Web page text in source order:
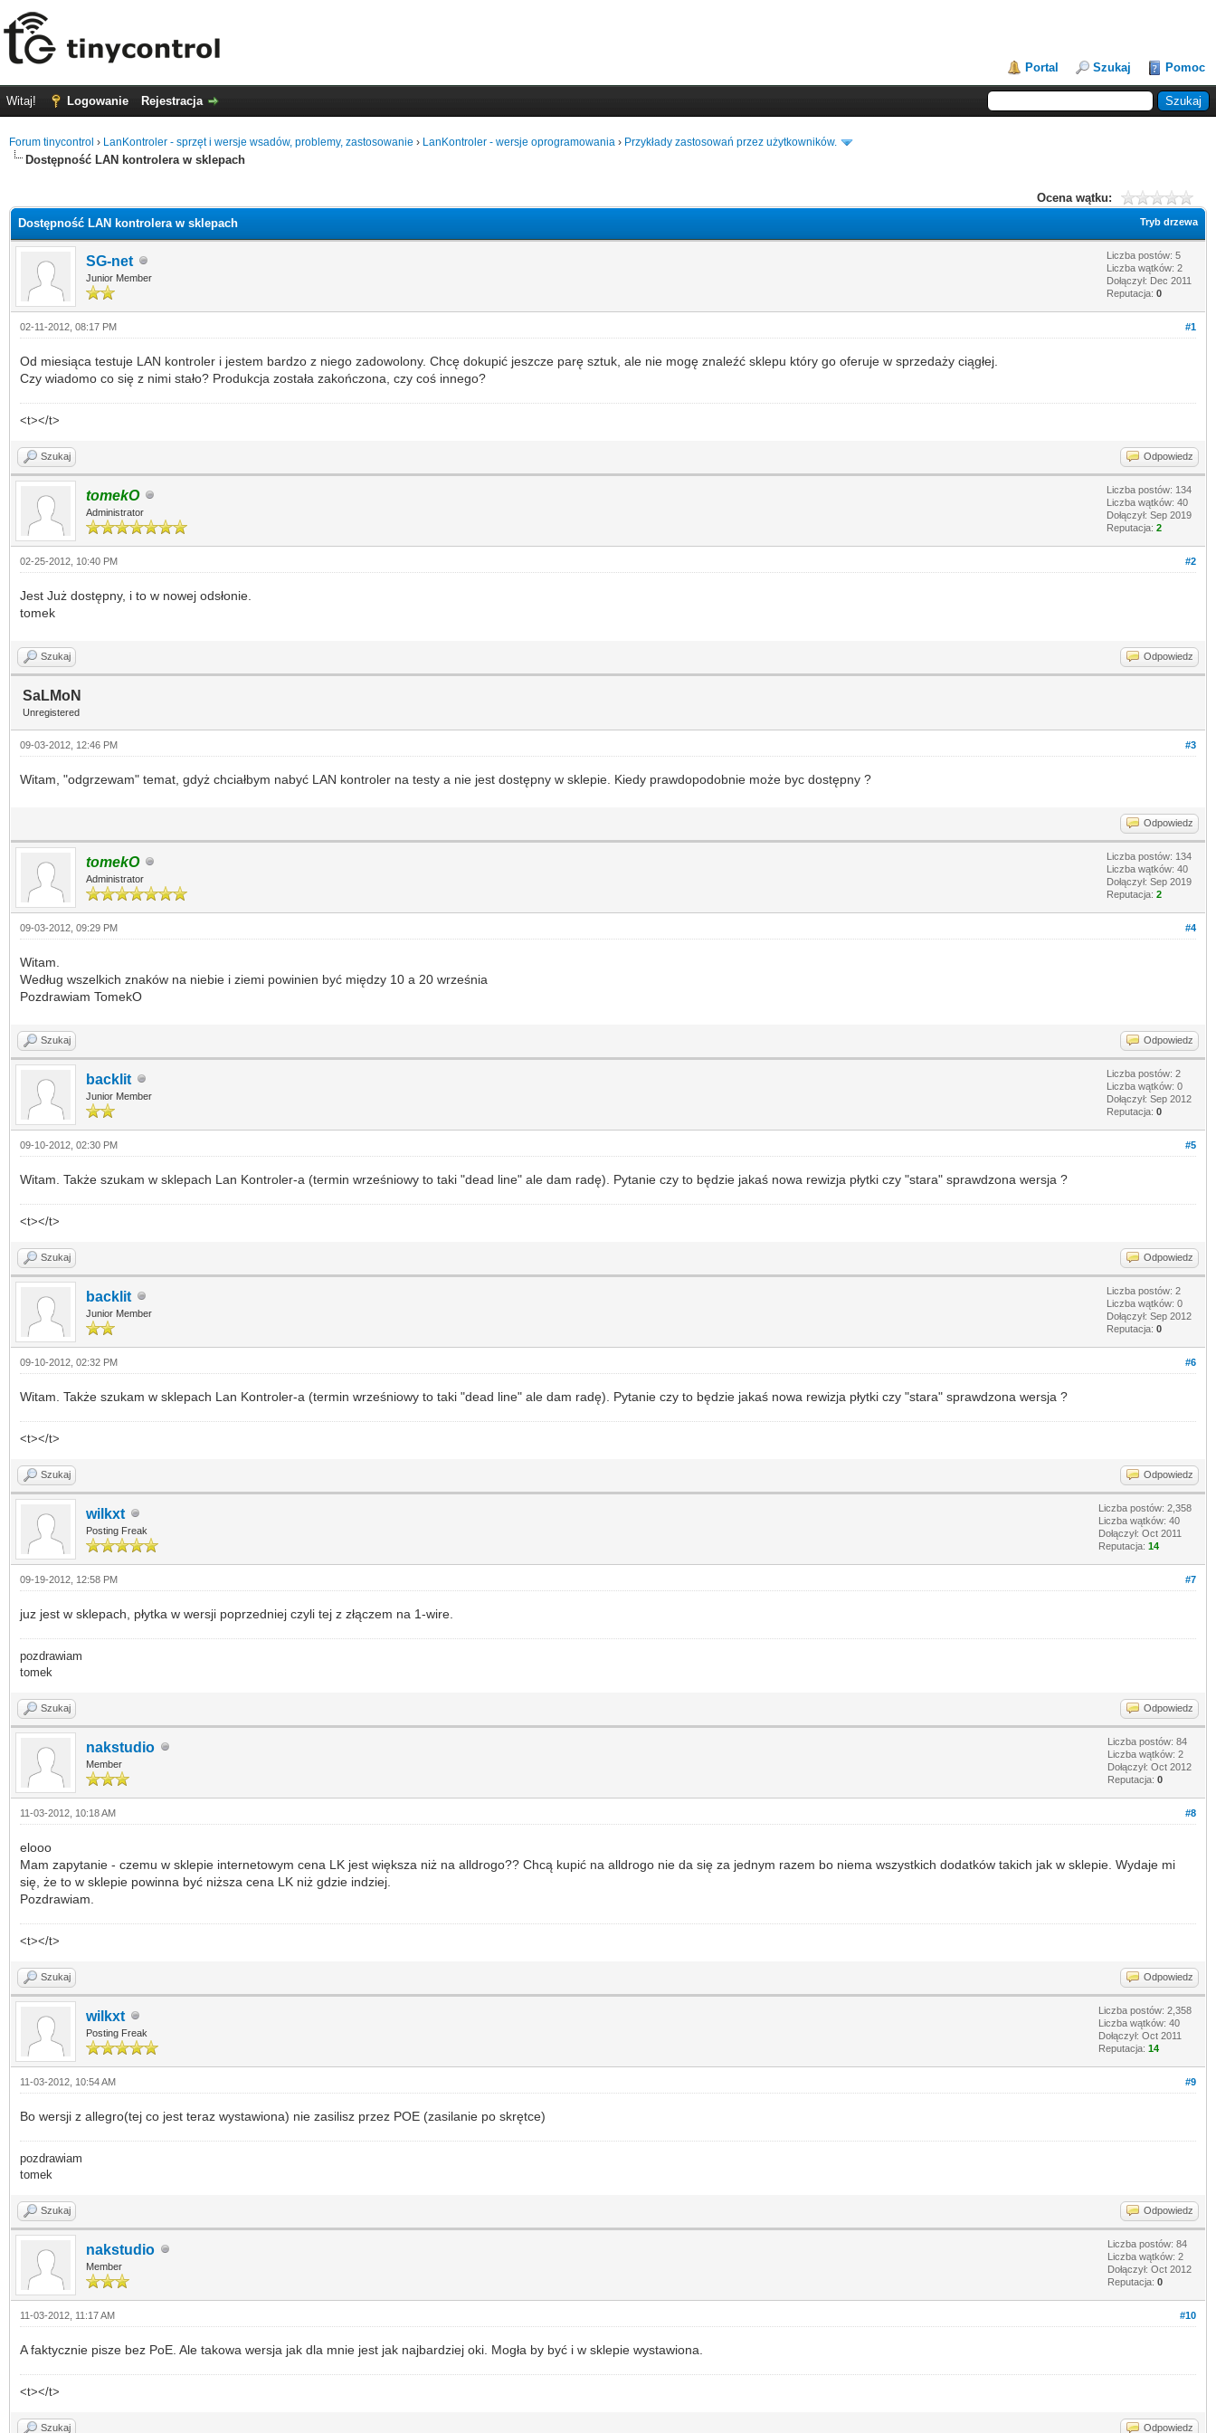
Portal Szukaj Pomoc
Witaj! Logowanie Rejestracja
Forum tinycontrol › LanKontroler - sprzęt i wersje wsadów, problemy, zastosowanie › LanKontroler - wersje oprogramowania › Przykłady zastosowań przez użytkowników.
Dostępność LAN kontrolera w sklepach
Ocena wątku:
Tryb drzewa
Dostępność LAN kontrolera w sklepach
SG-net
Junior Member
Liczba postów: 5
Liczba wątków: 2
Dołączył: Dec 2011
Reputacja: 0
#1
02-11-2012, 08:17 PM
Od miesiąca testuje LAN kontroler i jestem bardzo z niego zadowolony. Chcę dokupić jeszcze parę sztuk, ale nie mogę znaleźć sklepu który go oferuje w sprzedaży ciągłej.
Czy wiadomo co się z nimi stało? Produkcja została zakończona, czy coś innego?
<t></t>
Szukaj Odpowiedz
tomekO
Administrator
Liczba postów: 134
Liczba wątków: 40
Dołączył: Sep 2019
Reputacja: 2
#2
02-25-2012, 10:40 PM
Jest Już dostępny, i to w nowej odsłonie.
tomek
Szukaj Odpowiedz
SaLMoN
Unregistered
#3
09-03-2012, 12:46 PM
Witam, "odgrzewam" temat, gdyż chciałbym nabyć LAN kontroler na testy a nie jest dostępny w sklepie. Kiedy prawdopodobnie może byc dostępny ?
Odpowiedz
tomekO
Administrator
Liczba postów: 134
Liczba wątków: 40
Dołączył: Sep 2019
Reputacja: 2
#4
09-03-2012, 09:29 PM
Witam.
Według wszelkich znaków na niebie i ziemi powinien być między 10 a 20 września
Pozdrawiam TomekO
Szukaj Odpowiedz
backlit
Junior Member
Liczba postów: 2
Liczba wątków: 0
Dołączył: Sep 2012
Reputacja: 0
#5
09-10-2012, 02:30 PM
Witam. Także szukam w sklepach Lan Kontroler-a (termin wrześniowy to taki "dead line" ale dam radę). Pytanie czy to będzie jakaś nowa rewizja płytki czy "stara" sprawdzona wersja ?
<t></t>
Szukaj Odpowiedz
backlit
Junior Member
Liczba postów: 2
Liczba wątków: 0
Dołączył: Sep 2012
Reputacja: 0
#6
09-10-2012, 02:32 PM
Witam. Także szukam w sklepach Lan Kontroler-a (termin wrześniowy to taki "dead line" ale dam radę). Pytanie czy to będzie jakaś nowa rewizja płytki czy "stara" sprawdzona wersja ?
<t></t>
Szukaj Odpowiedz
wilkxt
Posting Freak
Liczba postów: 2,358
Liczba wątków: 40
Dołączył: Oct 2011
Reputacja: 14
#7
09-19-2012, 12:58 PM
juz jest w sklepach, płytka w wersji poprzedniej czyli tej z złączem na 1-wire.
pozdrawiam
tomek
Szukaj Odpowiedz
nakstudio
Member
Liczba postów: 84
Liczba wątków: 2
Dołączył: Oct 2012
Reputacja: 0
#8
11-03-2012, 10:18 AM
elooo
Mam zapytanie - czemu w sklepie internetowym cena LK jest większa niż na alldrogo?? Chcą kupić na alldrogo nie da się za jednym razem bo niema wszystkich dodatków takich jak w sklepie. Wydaje mi
się, że to w sklepie powinna być niższa cena LK niż gdzie indziej.
Pozdrawiam.
<t></t>
Szukaj Odpowiedz
wilkxt
Posting Freak
Liczba postów: 2,358
Liczba wątków: 40
Dołączył: Oct 2011
Reputacja: 14
#9
11-03-2012, 10:54 AM
Bo wersji z allegro(tej co jest teraz wystawiona) nie zasilisz przez POE (zasilanie po skrętce)
pozdrawiam
tomek
Szukaj Odpowiedz
nakstudio
Member
Liczba postów: 84
Liczba wątków: 2
Dołączył: Oct 2012
Reputacja: 0
#10
11-03-2012, 11:17 AM
A faktycznie pisze bez PoE. Ale takowa wersja jak dla mnie jest jak najbardziej oki. Mogła by być i w sklepie wystawiona.
<t></t>
Szukaj Odpowiedz